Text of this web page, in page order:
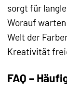
sorgt für
Worauf warten
Welt der
Kreativität
FAQ –